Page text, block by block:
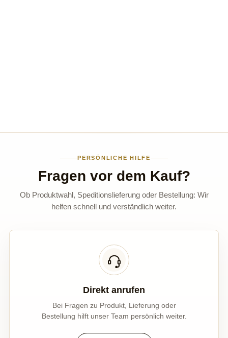
PERSÖNLICHE HILFE
Fragen vor dem Kauf?
Ob Produktwahl, Speditionslieferung oder Bestellung: Wir
helfen schnell und verständlich weiter.
Direkt anrufen
Bei Fragen zu Produkt, Lieferung oder
Bestellung hilft unser Team persönlich weiter.